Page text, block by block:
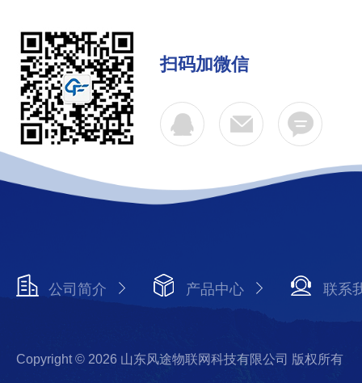
扫码加微信
公司简介 产品中心 联系
Copyright © 2026 山东风途物联网科技有限公司 版权所有